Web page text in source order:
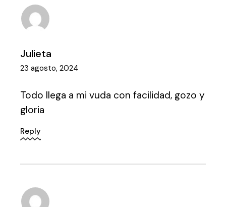
Julieta
23 agosto, 2024
Todo llega a mi vuda con facilidad, gozo y
gloria
Reply